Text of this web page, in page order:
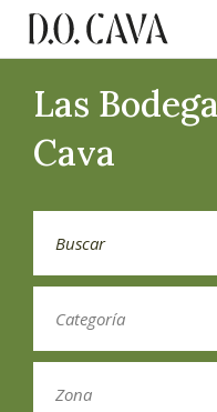
Las
Cava